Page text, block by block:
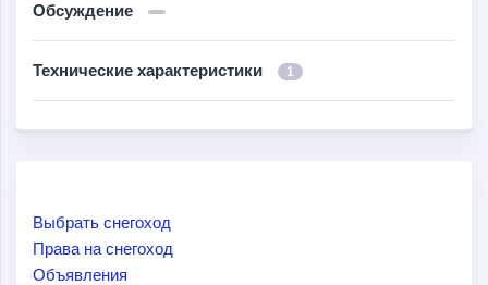
Обсуждение
Технические характеристики 1
Выбрать снегоход
Права на снегоход
Объявления